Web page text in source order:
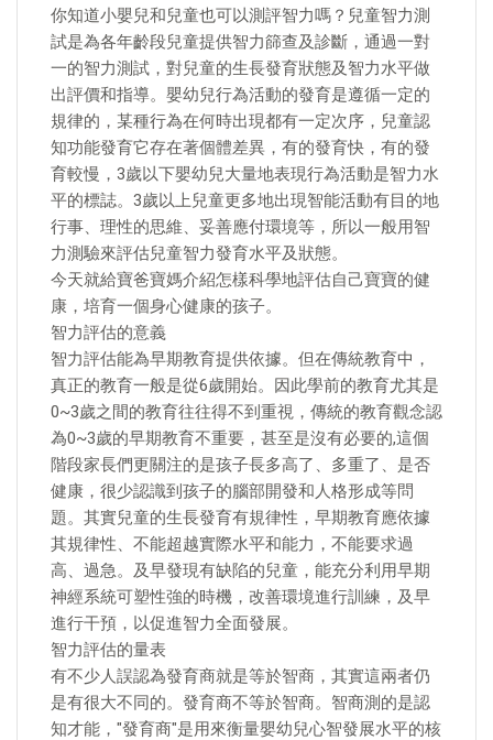
你知道小嬰兒和兒童也可以測評智力嗎？兒童智力測
試是為各年齡段兒童提供智力篩查及診斷，通過一對
一的智力測試，對兒童的生長發育狀態及智力水平做
出評價和指導。嬰幼兒行為活動的發育是遵循一定的
規律的，某種行為在何時出現都有一定次序，兒童認
知功能發育它存在著個體差異，有的發育快，有的發
育較慢，3歲以下嬰幼兒大量地表現行為活動是智力水
平的標誌。3歲以上兒童更多地出現智能活動有目的地
行事、理性的思維、妥善應付環境等，所以一般用智
力測驗來評估兒童智力發育水平及狀態。
今天就給寶爸寶媽介紹怎樣科學地評估自己寶寶的健
康，培育一個身心健康的孩子。
智力評估的意義
智力評估能為早期教育提供依據。但在傳統教育中，
真正的教育一般是從6歲開始。因此學前的教育尤其是
0~3歲之間的教育往往得不到重視，傳統的教育觀念認
為0~3歲的早期教育不重要，甚至是沒有必要的,這個
階段家長們更關注的是孩子長多高了、多重了、是否
健康，很少認識到孩子的腦部開發和人格形成等問
題。其實兒童的生長發育有規律性，早期教育應依據
其規律性、不能超越實際水平和能力，不能要求過
高、過急。及早發現有缺陷的兒童，能充分利用早期
神經系統可塑性強的時機，改善環境進行訓練，及早
進行干預，以促進智力全面發展。
智力評估的量表
有不少人誤認為發育商就是等於智商，其實這兩者仍
是有很大不同的。發育商不等於智商。智商測的是認
知才能，"發育商"是用來衡量嬰幼兒心智發展水平的核